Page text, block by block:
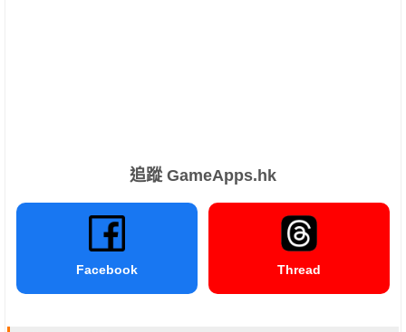
追蹤 GameApps.hk
Facebook Thread